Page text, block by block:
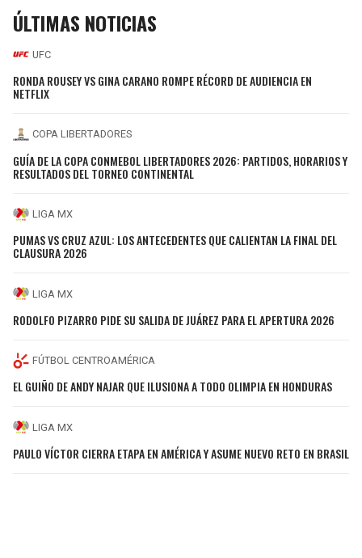
ÚLTIMAS NOTICIAS
UFC
RONDA ROUSEY VS GINA CARANO ROMPE RÉCORD DE AUDIENCIA EN
NETFLIX
COPA LIBERTADORES
GUÍA DE LA COPA CONMEBOL LIBERTADORES 2026: PARTIDOS, HORARIOS Y
RESULTADOS DEL TORNEO CONTINENTAL
LIGA MX
PUMAS VS CRUZ AZUL: LOS ANTECEDENTES QUE CALIENTAN LA FINAL DEL
CLAUSURA 2026
LIGA MX
RODOLFO PIZARRO PIDE SU SALIDA DE JUÁREZ PARA EL APERTURA 2026
FÚTBOL CENTROAMÉRICA
EL GUIÑO DE ANDY NAJAR QUE ILUSIONA A TODO OLIMPIA EN HONDURAS
LIGA MX
PAULO VÍCTOR CIERRA ETAPA EN AMÉRICA Y ASUME NUEVO RETO EN BRASIL